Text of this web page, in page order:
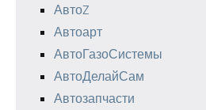
АвтоZ
Автоарт
АвтоГазоСистемы
АвтоДелайСам
Автозапчасти